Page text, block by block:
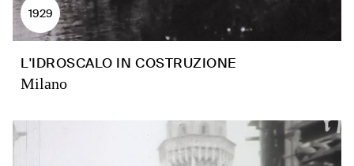
1929
L'IDROSCALO IN COSTRUZIONE
Milano